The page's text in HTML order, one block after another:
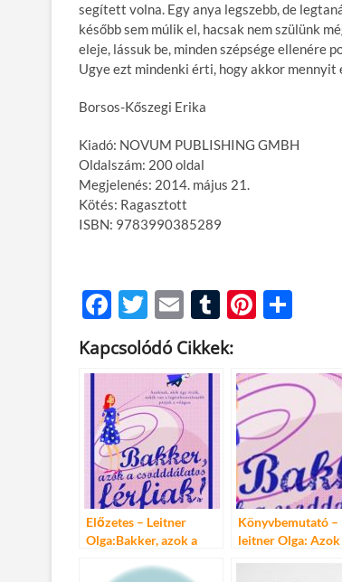
segített volna. Egy anya legszebb, de
később sem múlik el, hacsak nem szülünk
eleje, lássuk be, minden szépsége ellenére
Ugye ezt mindenki érti, hogy akkor mennyit
Borsos-Kőszegi Erika
Kiadó: NOVUM PUBLISHING GMBH
Oldalszám: 200 oldal
Megjelenés: 2014. május 21.
Kötés: Ragasztott
ISBN: 9783990385289
F
ac
e
b
o
o
k
T
w
itt
er
E
m
ail
T
u
m
bl
Pi
es
t
m
e
Kapcsolódó Cikkek:
Előzetes – Leitner
Olga:Bakker, azok a
Könyvbemutató –
leitner Olga: Azok